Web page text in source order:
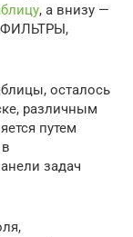
, а внизу —
ФИЛЬТРЫ,
осталось
различным
путем
задач